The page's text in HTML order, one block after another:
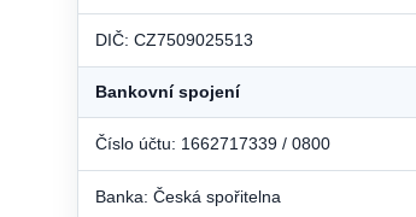
DIČ: CZ7509025513
Bankovní spojení
Číslo účtu: 1662717339 / 0800
Banka: Česká spořitelna